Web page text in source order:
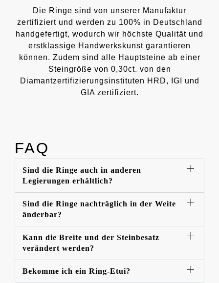
Die Ringe sind von unserer Manufaktur
zertifiziert und werden zu 100% in Deutschland
handgefertigt, wodurch wir höchste Qualität und
erstklassige Handwerkskunst garantieren
können. Zudem sind alle Hauptsteine ab einer
Steingröße von 0,30ct. von den
Diamantzertifizierungsinstituten HRD, IGI und
GIA zertifiziert.
FAQ
Sind die Ringe auch in anderen
Legierungen erhältlich?
Sind die Ringe nachträglich in der Weite
änderbar?
Kann die Breite und der Steinbesatz
verändert werden?
Bekomme ich ein Ring-Etui?